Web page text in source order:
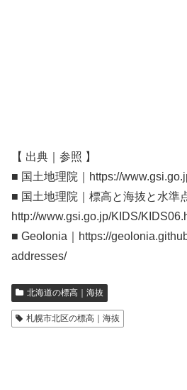
【 出典｜参照 】
■ 国土地理院｜https://
■ 国土地理院｜標高と海抜と水準
http://www.gsi.go.jp/KIDS/
■ Geolonia｜https://
addresses/
北海道の標高｜海抜
札幌市北区の標高｜海抜